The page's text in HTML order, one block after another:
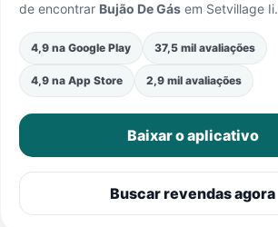
de encontrar Bujão De Gás em Setvillage Ii.
4,9 na Google Play 37,5 mil avaliações
4,9 na App Store 2,9 mil avaliações
Baixar o aplicativo
Buscar revendas agora